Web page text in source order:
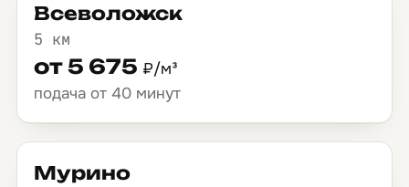
Всеволожск
5 км
от 5 675 ₽/м³
подача от 40 минут
Мурино